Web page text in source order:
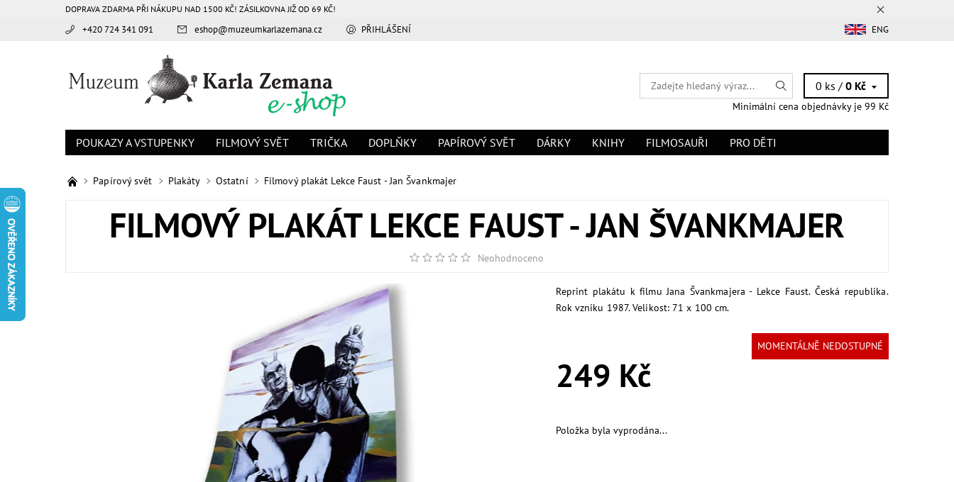
DOPRAVA ZDARMA PŘI NÁKUPU NAD 1500 KČ! ZÁSILKOVNA JIŽ OD 69 KČ!
+420 724 341 091 eshop@muzeumkarlazemana.cz ENG
PŘIHLÁŠENÍ
0 ks /0 Kč
Minimální cena objednávky je 99 Kč
POUKAZY A VSTUPENKY FILMOVÝ SVĚT TRIČKA DOPLŇKY PAPÍROVÝ SVĚT DÁRKY KNIHY FILMOSAUŘI PRO DĚTI
Papírový svět Plakáty Ostatní Filmový plakát Lekce Faust - Jan Švankmajer
FILMOVÝ PLAKÁT LEKCE FAUST - JAN ŠVANKMAJER
Neohodnoceno
Reprint plakátu k filmu Jana Švankmajera - Lekce Faust. Česká republika.
Rok vzniku 1987. Velikost: 71 x 100 cm.
MOMENTÁLNĚ NEDOSTUPNÉ
249 Kč
Položka byla vyprodána...